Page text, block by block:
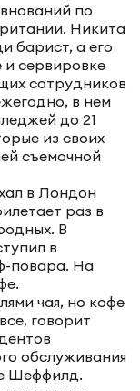
по
Никита
барист, а его
и сервировке
сотрудников
в нем
до 21
из своих
съемочной
в Лондон
раз в
В
в
повара. На
чая, но кофе
говорит
обслуживания
Шеффилд.